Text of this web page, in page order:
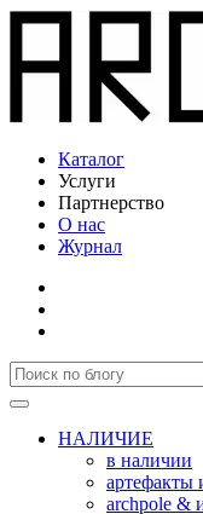
Каталог
Услуги
Партнерство
О нас
Журнал
НАЛИЧИЕ
в наличии
артефакты
archpole &